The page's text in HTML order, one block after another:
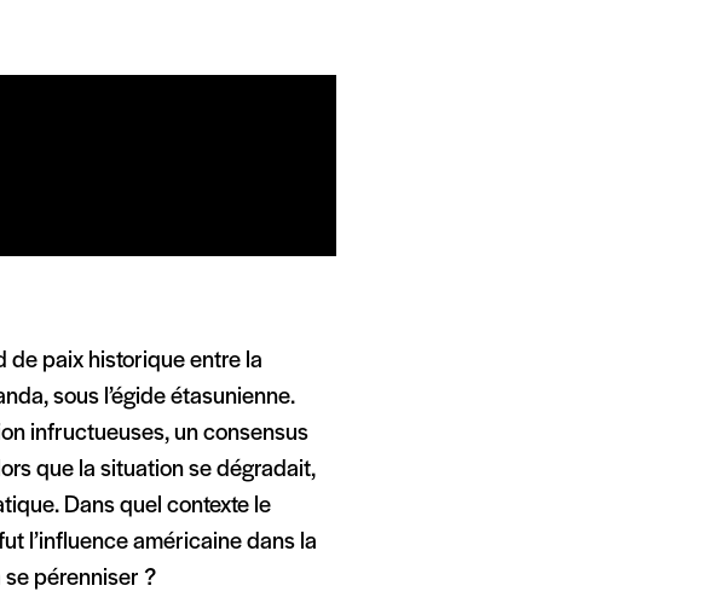
de paix historique entre la
sous l’égide étasunienne.
infructueuses, un consensus
que la situation se dégradait,
Dans quel contexte le
l’influence américaine dans la
pérenniser ?